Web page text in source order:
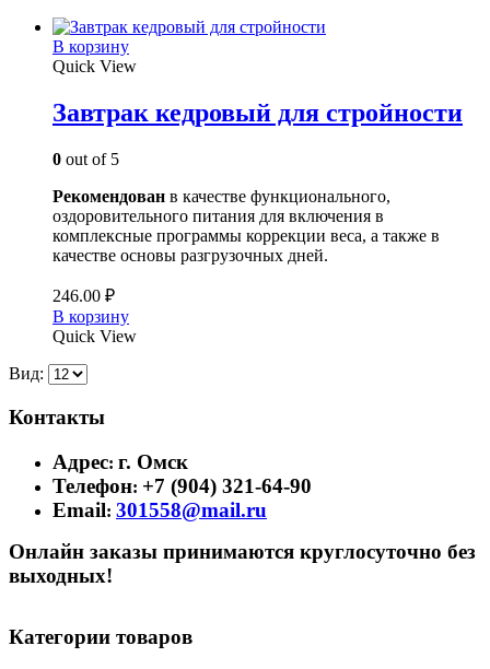
В корзину
Quick View
Завтрак кедровый для стройности
0 out of 5
Рекомендован в качестве функционального,
оздоровительного питания для включения в
комплексные программы коррекции веса, а также в
качестве основы разгрузочных дней.
246.00 ₽
В корзину
Quick View
Вид:
Контакты
Адрес: г. Омск
Телефон: +7 (904) 321-64-90
Email: 301558@mail.ru
Онлайн заказы принимаются круглосуточно без
выходных!
Категории товаров